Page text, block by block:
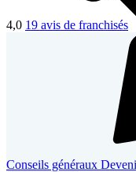
Conseils généraux
4,0 19 avis de franchisés